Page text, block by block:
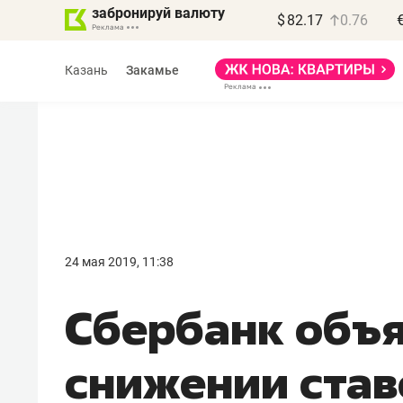
забронируй валюту $ 82.17 0.76
Казань Закамье
24 мая 2019, 11:38
Сбербанк
снижении
правил, бизнес может
потерять минимум